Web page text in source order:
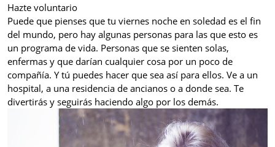
Hazte voluntario
Puede que pienses que tu viernes noche en soledad es el fin
del mundo, pero hay algunas personas para las que esto es
un programa de vida. Personas que se sienten solas,
enfermas y que darían cualquier cosa por un poco de
compañía. Y tú puedes hacer que sea así para ellos. Ve a un
hospital, a una residencia de ancianos o a donde sea. Te
divertirás y seguirás haciendo algo por los demás.